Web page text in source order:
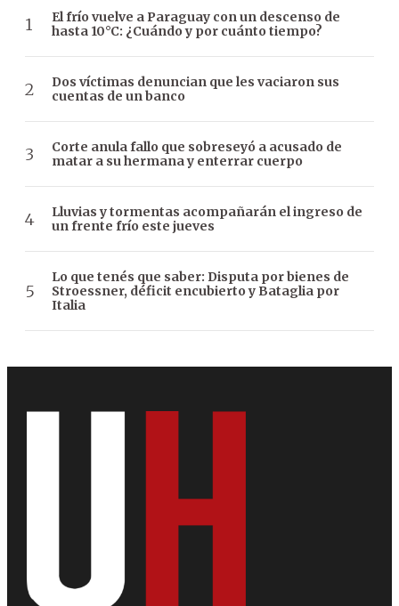
El frío vuelve a Paraguay con un descenso de
hasta 10°C: ¿Cuándo y por cuánto tiempo?
Dos víctimas denuncian que les vaciaron sus
cuentas de un banco
Corte anula fallo que sobreseyó a acusado de
matar a su hermana y enterrar cuerpo
Lluvias y tormentas acompañarán el ingreso de
un frente frío este jueves
Lo que tenés que saber: Disputa por bienes de
Stroessner, déficit encubierto y Bataglia por
Italia